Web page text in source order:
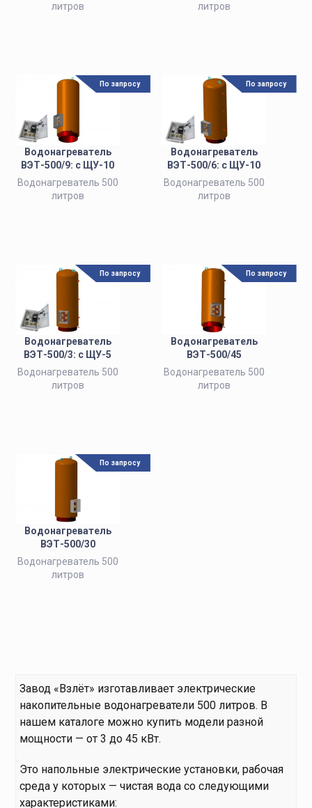
литров
литров
Водонагреватель
ВЭТ-500/9: с ЩУ-10
Водонагреватель 500
литров
По запросу
Водонагреватель
ВЭТ-500/6: с ЩУ-10
Водонагреватель 500
литров
По запросу
Водонагреватель
ВЭТ-500/3: с ЩУ-5
Водонагреватель 500
литров
По запросу
Водонагреватель
ВЭТ-500/45
Водонагреватель 500
литров
По запросу
Водонагреватель
ВЭТ-500/30
Водонагреватель 500
литров
По запросу
Завод «Взлёт» изготавливает электрические
накопительные водонагреватели 500 литров. В
нашем каталоге можно купить модели разной
мощности — от 3 до 45 кВт.
Это напольные электрические установки, рабочая
среда у которых — чистая вода со следующими
характеристиками: